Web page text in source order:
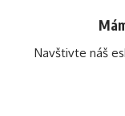
Navštivte náš